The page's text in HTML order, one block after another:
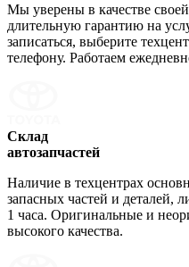
Мы уверены в качестве
длительную гарантию на
записаться, выберите
телефону. Работаем
Склад
автозапчастей
Наличие в техцентрах
запасных частей и деталей,
1 часа. Оригинальные и
высокого качества.